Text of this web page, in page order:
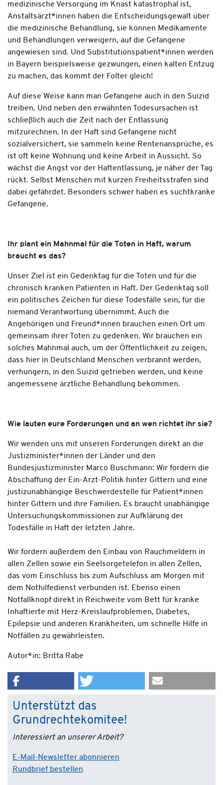
medizinische Versorgung im Knast katastrophal ist,
Anstaltsärzt*innen haben die Entscheidungsgewalt über
die medizinische Behandlung, sie können Medikamente
und Behandlungen verweigern, auf die Gefangene
angewiesen sind. Und Substitutionspatient*innen werden
in Bayern beispielsweise gezwungen, einen kalten Entzug
zu machen, das kommt der Folter gleich!
Auf diese Weise kann man Gefangene auch in den Suizid
treiben. Und neben den erwähnten Todesursachen ist
schließlich auch die Zeit nach der Entlassung
mitzurechnen. In der Haft sind Gefangene nicht
sozialversichert, sie sammeln keine Rentenansprüche, es
ist oft keine Wohnung und keine Arbeit in Aussicht. So
wächst die Angst vor der Haftentlassung, je näher der Tag
rückt. Selbst Menschen mit kurzen Freiheitsstrafen sind
dabei gefährdet. Besonders schwer haben es suchtkranke
Gefangene.
Ihr plant ein Mahnmal für die Toten in Haft, warum
braucht es das?
Unser Ziel ist ein Gedenktag für die Toten und für die
chronisch kranken Patienten in Haft. Der Gedenktag soll
ein politisches Zeichen für diese Todesfälle sein, für die
niemand Verantwortung übernimmt. Auch die
Angehörigen und Freund*innen brauchen einen Ort um
gemeinsam ihrer Toten zu gedenken. Wir brauchen ein
solches Mahnmal auch, um der Öffentlichkeit zu zeigen,
dass hier in Deutschland Menschen verbrannt werden,
verhungern, in den Suizid getrieben werden, und keine
angemessene ärztliche Behandlung bekommen.
Wie lauten eure Forderungen und an wen richtet ihr sie?
Wir wenden uns mit unseren Forderungen direkt an die
Justizminister*innen der Länder und den
Bundesjustizminister Marco Buschmann: Wir fordern die
Abschaffung der Ein-Arzt-Politik hinter Gittern und eine
justizunabhängige Beschwerdestelle für Patient*innen
hinter Gittern und ihre Familien. Es braucht unabhängige
Untersuchungskommissionen zur Aufklärung der
Todesfälle in Haft der letzten Jahre.
Wir fordern außerdem den Einbau von Rauchmeldern in
allen Zellen sowie ein Seelsorgetelefon in allen Zellen,
das vom Einschluss bis zum Aufschluss am Morgen mit
dem Nothilfedienst verbunden ist. Ebenso einen
Notfallknopf direkt in Reichweite vom Bett für kranke
Inhaftierte mit Herz-Kreislaufproblemen, Diabetes,
Epilepsie und anderen Krankheiten, um schnelle Hilfe in
Notfällen zu gewährleisten.
Autor*in: Britta Rabe
Unterstützt das
Grundrechtekomitee!
Interessiert an unserer Arbeit?
E-Mail-Newsletter abonnieren
Rundbrief bestellen